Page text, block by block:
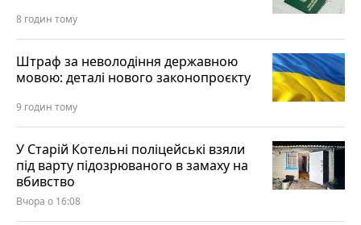
8 годин тому
Штраф за неволодіння державною
мовою: деталі нового законопроєкту
9 годин тому
У Старій Котельні поліцейські взяли
під варту підозрюваного в замаху на
вбивство
Вчора о 16:08